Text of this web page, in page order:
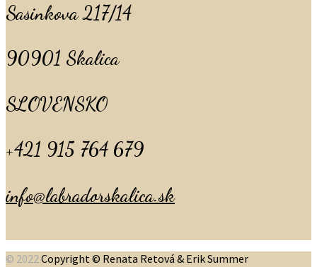
Sasinkova 217/14
90901 Skalica
SLOVENSKO
+421 915 764 679
info@labradorskalica.sk
© 2022Copyright © Renata Retová & Erik Summer